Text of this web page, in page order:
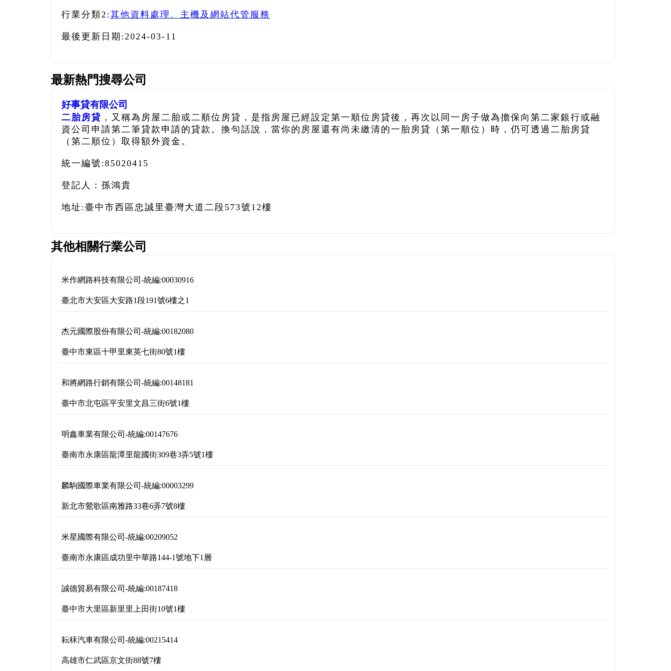
行業分類2:其他資料處理、主機及網站代管服務
最後更新日期:2024-03-11
最新熱門搜尋公司
好事貸有限公司
二胎房貸 ，又稱為房屋二胎或二順位房貸，是指房屋已經設定第一順位房貸後，再次以同一房子做為擔保向第二家銀行或融
資公司申請第二筆貸款申請的貸款。換句話說，當你的房屋還有尚未繳清的一胎房貸（第一順位）時，仍可透過二胎房貸
（第二順位）取得額外資金。
統一編號:85020415
登記人：孫鴻貴
地址:臺中市西區忠誠里臺灣大道二段573號12樓
其他相關行業公司
米作網路科技有限公司 -統編:00030916
臺北市大安區大安路1段191號6樓之1
杰元國際股份有限公司 -統編:00182080
臺中市東區十甲里東英七街80號1樓
和將網路行銷有限公司 -統編:00148181
臺中市北屯區平安里文昌三街6號1樓
明鑫車業有限公司 -統編:00147676
臺南市永康區龍潭里龍國街309巷3弄5號1樓
麟駒國際車業有限公司 -統編:00003299
新北市鶯歌區南雅路33巷6弄7號8樓
米星國際有限公司 -統編:00209052
臺南市永康區成功里中華路144-1號地下1層
誠德貿易有限公司 -統編:00187418
臺中市大里區新里里上田街10號1樓
耘秝汽車有限公司 -統編:00215414
高雄市仁武區京文街88號7樓